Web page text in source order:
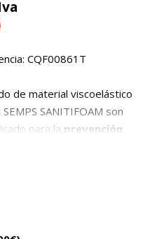
CQF00861T
de material viscoelástico
SANITIFOAM son
para la prevención
Viscoelástica
permite una completa
del cuerpo.